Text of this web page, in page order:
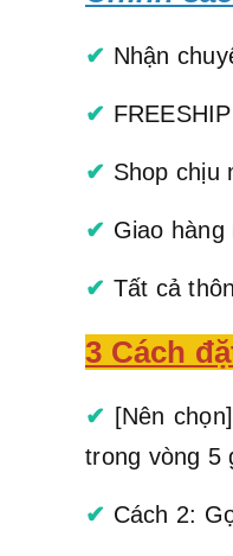
✔ Nhận
✔
✔ Shop chịu
✔ Giao
✔ Tất cả
3 Cách
✔ [Nên
trong vòng 5
✔ Cách 2: